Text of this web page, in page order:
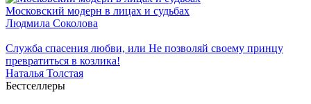
Московский модерн в лицах и судьбах
Людмила Соколова
Служба спасения любви, или Не позволяй своему принцу
превратиться в козлика!
Наталья Толстая
Бестселлеры